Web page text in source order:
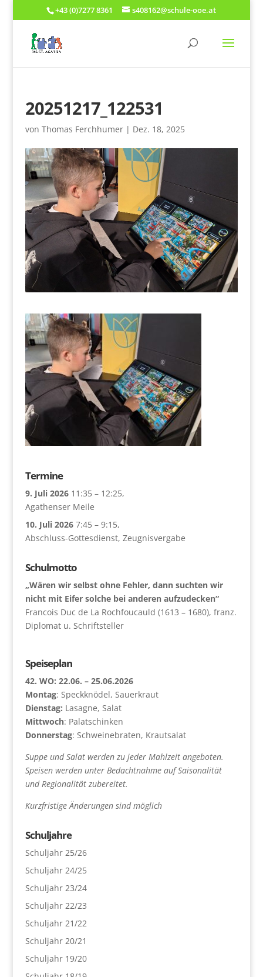
+43 (0)7277 8361 s408162@schule-ooe.at
20251217_122531
von Thomas Ferchhumer| Dez. 18, 2025
Termine
9. Juli 2026 11:35 – 12:25,
Agathenser Meile
10. Juli 2026 7:45 – 9:15,
Abschluss-Gottesdienst, Zeugnisvergabe
Schulmotto
„Wären wir selbst ohne Fehler, dann suchten wir
nicht mit Eifer solche bei anderen aufzudecken“
Francois Duc de La Rochfoucauld (1613 – 1680), franz.
Diplomat u. Schriftsteller
Speiseplan
42. WO: 22.06. – 25.06.2026
Montag: Speckknödel, Sauerkraut
Dienstag: Lasagne, Salat
Mittwoch: Palatschinken
Donnerstag: Schweinebraten, Krautsalat
Suppe und Salat werden zu jeder Mahlzeit angeboten.
Speisen werden unter Bedachtnahme auf Saisonalität
und Regionalität zubereitet.
Kurzfristige Änderungen sind möglich
Schuljahre
Schuljahr 25/26
Schuljahr 24/25
Schuljahr 23/24
Schuljahr 22/23
Schuljahr 21/22
Schuljahr 20/21
Schuljahr 19/20